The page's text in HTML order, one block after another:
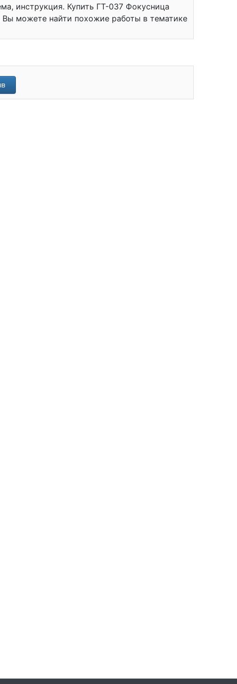
инструкция. Купить ГТ-037 Фокусница
Вы можете найти похожие работы в тематике